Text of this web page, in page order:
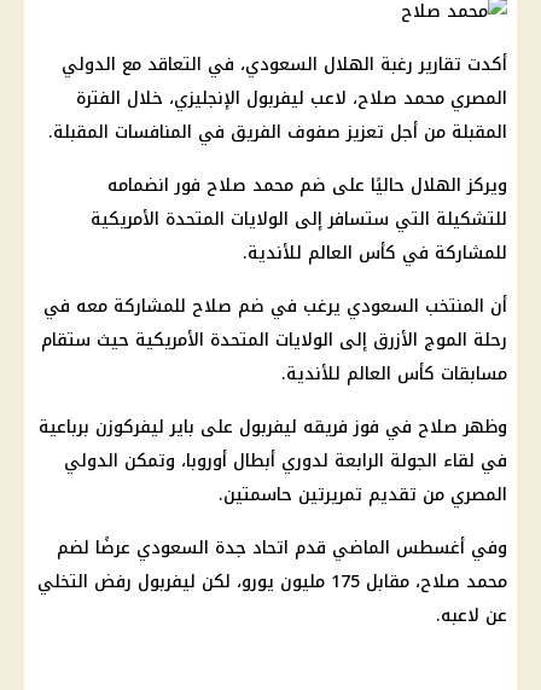
أكدت تقارير رغبة الهلال السعودي، في التعاقد مع الدولي
المصري محمد صلاح، لاعب ليفربول الإنجليزي، خلال الفترة
المقبلة من أجل تعزيز صفوف الفريق في المنافسات المقبلة.
ويركز الهلال حاليًا على ضم محمد صلاح فور انضمامه
للتشكيلة التي ستسافر إلى الولايات المتحدة الأمريكية
للمشاركة في كأس العالم للأندية.
أن المنتخب السعودي يرغب في ضم صلاح للمشاركة معه في
رحلة الموج الأزرق إلى الولايات المتحدة الأمريكية حيث ستقام
مسابقات كأس العالم للأندية.
وظهر صلاح في فوز فريقه ليفربول على باير ليفركوزن برباعية
في لقاء الجولة الرابعة لدوري أبطال أوروبا، وتمكن الدولي
المصري من تقديم تمريرتين حاسمتين.
وفي أغسطس الماضي قدم اتحاد جدة السعودي عرضًا لضم
محمد صلاح، مقابل 175 مليون يورو، لكن ليفربول رفض التخلي
عن لاعبه.